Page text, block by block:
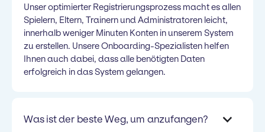
Unser optimierter Registrierungsprozess macht es allen
Spielern, Eltern, Trainern und Administratoren leicht,
innerhalb weniger Minuten Konten in unserem System
zu erstellen. Unsere Onboarding-Spezialisten helfen
Ihnen auch dabei, dass alle benötigten Daten
erfolgreich in das System gelangen.
Was ist der beste Weg, um anzufangen?